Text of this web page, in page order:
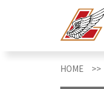
HOME >>